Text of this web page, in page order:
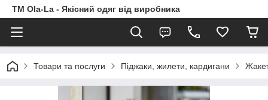
TM Ola-La - Якісний одяг від виробника
Товари та послуги Піджаки, жилети, кардигани